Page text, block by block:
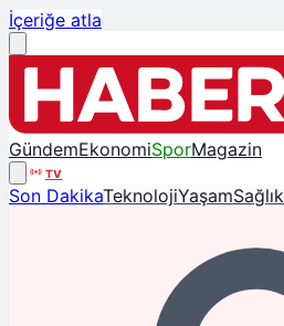
İçeriğe atla
GündemEkonomiSporMagazin
TV
Son DakikaTeknolojiYaşamSağlık